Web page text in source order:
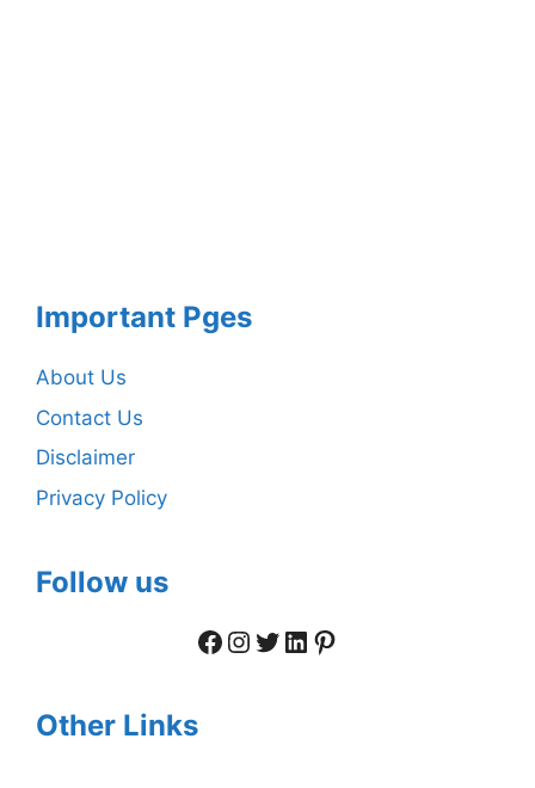
Important Pges
About Us
Contact Us
Disclaimer
Privacy Policy
Follow us
Facebook
Instagram
Twitter
LinkedIn
Pinterest
Other Links